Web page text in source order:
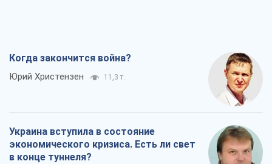
Когда закончится война?
Юрий Христензен 11,3 т.
Украина вступила в состояние
экономического кризиса. Есть ли свет
в конце туннеля?